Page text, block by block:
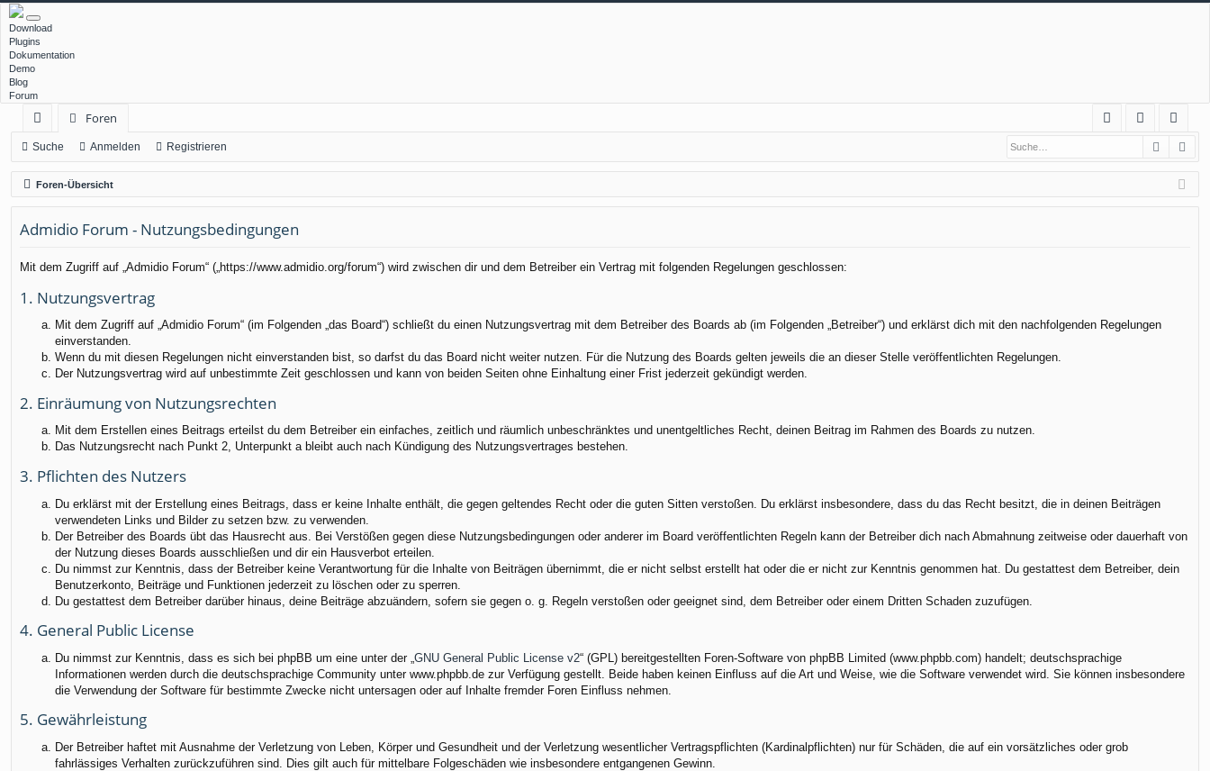
Download
Plugins
Dokumentation
Demo
Blog
Forum
ch
ne
llz
ug
Foren
Q
m
el
eg
ist
rie
Suche Anmelden Registrieren Suche
Foren-Übersicht
Admidio Forum - Nutzungsbedingungen
Mit dem Zugriff auf „Admidio Forum“ („https://www.admidio.org/forum“) wird zwischen dir und dem Betreiber ein Vertrag mit folgenden Regelungen geschlossen:
1. Nutzungsvertrag
Mit dem Zugriff auf „Admidio Forum“ (im Folgenden „das Board“) schließt du einen Nutzungsvertrag mit dem Betreiber des Boards ab (im Folgenden „Betreiber“) und erklärst dich mit den nachfolgenden Regelungen
einverstanden.
Wenn du mit diesen Regelungen nicht einverstanden bist, so darfst du das Board nicht weiter nutzen. Für die Nutzung des Boards gelten jeweils die an dieser Stelle veröffentlichten Regelungen.
Der Nutzungsvertrag wird auf unbestimmte Zeit geschlossen und kann von beiden Seiten ohne Einhaltung einer Frist jederzeit gekündigt werden.
2. Einräumung von Nutzungsrechten
Mit dem Erstellen eines Beitrags erteilst du dem Betreiber ein einfaches, zeitlich und räumlich unbeschränktes und unentgeltliches Recht, deinen Beitrag im Rahmen des Boards zu nutzen.
Das Nutzungsrecht nach Punkt 2, Unterpunkt a bleibt auch nach Kündigung des Nutzungsvertrages bestehen.
3. Pflichten des Nutzers
Du erklärst mit der Erstellung eines Beitrags, dass er keine Inhalte enthält, die gegen geltendes Recht oder die guten Sitten verstoßen. Du erklärst insbesondere, dass du das Recht besitzt, die in deinen Beiträgen
verwendeten Links und Bilder zu setzen bzw. zu verwenden.
Der Betreiber des Boards übt das Hausrecht aus. Bei Verstößen gegen diese Nutzungsbedingungen oder anderer im Board veröffentlichten Regeln kann der Betreiber dich nach Abmahnung zeitweise oder dauerhaft von
der Nutzung dieses Boards ausschließen und dir ein Hausverbot erteilen.
Du nimmst zur Kenntnis, dass der Betreiber keine Verantwortung für die Inhalte von Beiträgen übernimmt, die er nicht selbst erstellt hat oder die er nicht zur Kenntnis genommen hat. Du gestattest dem Betreiber, dein
Benutzerkonto, Beiträge und Funktionen jederzeit zu löschen oder zu sperren.
Du gestattest dem Betreiber darüber hinaus, deine Beiträge abzuändern, sofern sie gegen o. g. Regeln verstoßen oder geeignet sind, dem Betreiber oder einem Dritten Schaden zuzufügen.
4. General Public License
Du nimmst zur Kenntnis, dass es sich bei phpBB um eine unter der „ GNU General Public License v2“ (GPL) bereitgestellten Foren-Software von phpBB Limited (www.phpbb.com) handelt; deutschsprachige
Informationen werden durch die deutschsprachige Community unter www.phpbb.de zur Verfügung gestellt. Beide haben keinen Einfluss auf die Art und Weise, wie die Software verwendet wird. Sie können insbesondere
die Verwendung der Software für bestimmte Zwecke nicht untersagen oder auf Inhalte fremder Foren Einfluss nehmen.
5. Gewährleistung
Der Betreiber haftet mit Ausnahme der Verletzung von Leben, Körper und Gesundheit und der Verletzung wesentlicher Vertragspflichten (Kardinalpflichten) nur für Schäden, die auf ein vorsätzliches oder grob
fahrlässiges Verhalten zurückzuführen sind. Dies gilt auch für mittelbare Folgeschäden wie insbesondere entgangenen Gewinn.